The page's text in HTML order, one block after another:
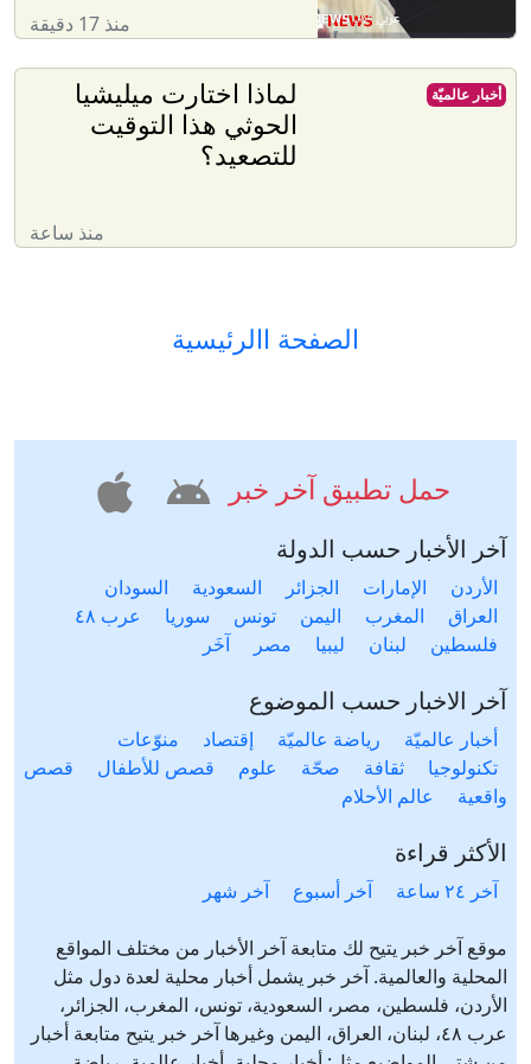
منذ 17 دقيقة
لماذا اختارت ميليشيا
الحوثي هذا التوقيت
للتصعيد؟
منذ ساعة
أخبار عالميّة
الصفحة االرئيسية
حمل تطبيق آخر خبر
آخر الأخبار حسب الدولة
الأردن الإمارات الجزائر السعودية
السودان
العراق
المغرب اليمن تونس سوريا
عرب ٤٨
فلسطين
لبنان ليبيا مصر آخَر
آخر الاخبار حسب الموضوع
أخبار عالميّة رياضة عالميّة إقتصاد
منوّعات
تكنولوجيا
ثقافة صحّة علوم قصص للأطفال
قصص
واقعية
عالم الأحلام
الأكثر قراءة
آخر ٢٤ ساعة آخر أسبوع آخر شهر
موقع آخر خبر يتيح لك متابعة آخر الأخبار من مختلف المواقع
المحلية والعالمية. آخر خبر يشمل أخبار محلية لعدة دول مثل
الأردن، فلسطين، مصر، السعودية، تونس، المغرب، الجزائر،
عرب ٤٨، لبنان، العراق، اليمن وغيرها آخر خبر يتيح متابعة أخبار